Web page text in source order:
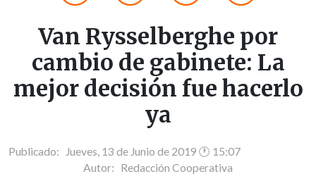
Van Rysselberghe por
cambio de gabinete: La
mejor decisión fue hacerlo
ya
Publicado: Jueves, 13 de Junio de 2019 🕐 15:07
Autor: Redacción Cooperativa